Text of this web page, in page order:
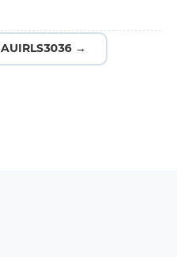
AUIRLS3036 →